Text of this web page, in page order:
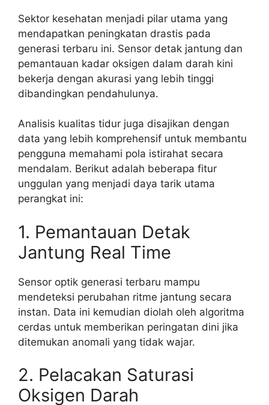
Sektor kesehatan menjadi pilar utama yang
mendapatkan peningkatan drastis pada
generasi terbaru ini. Sensor detak jantung dan
pemantauan kadar oksigen dalam darah kini
bekerja dengan akurasi yang lebih tinggi
dibandingkan pendahulunya.
Analisis kualitas tidur juga disajikan dengan
data yang lebih komprehensif untuk membantu
pengguna memahami pola istirahat secara
mendalam. Berikut adalah beberapa fitur
unggulan yang menjadi daya tarik utama
perangkat ini:
1. Pemantauan Detak
Jantung Real Time
Sensor optik generasi terbaru mampu
mendeteksi perubahan ritme jantung secara
instan. Data ini kemudian diolah oleh algoritma
cerdas untuk memberikan peringatan dini jika
ditemukan anomali yang tidak wajar.
2. Pelacakan Saturasi
Oksigen Darah